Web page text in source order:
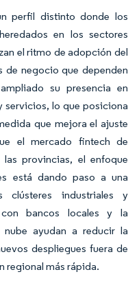
perfil distinto donde los
en los sectores
el ritmo de adopción del
de negocio que dependen
su presencia en
servicios, lo que posiciona
que mejora el ajuste
el mercado fintech de
provincias, el enfoque
está dando paso a una
clústeres industriales y
con bancos locales y la
nube ayudan a reducir la
despliegues fuera de
regional más rápida.